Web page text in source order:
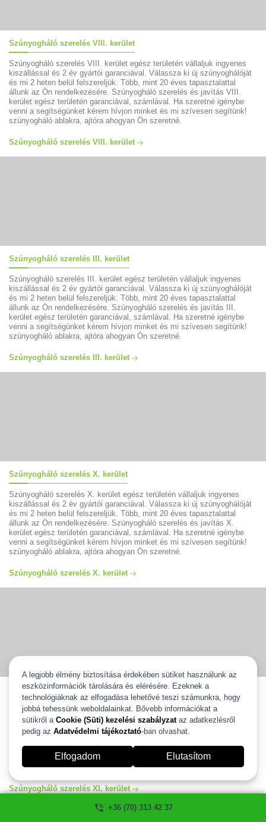
+36 (70) 313 42 37
Szúnyogháló szerelés VIII. kerület
Szúnyogháló szerelés VIII. kerület egész területén vállaljuk ingyenes
kiszállással és 2 év gyártói garanciával. Válassza ki új szúnyoghálóját
és mi 2 heten belül felszereljük. Több, mint 20 éves tapasztalattal
állunk az Ön rendelkezésére. Szúnyogháló szerelés és javítás VIII.
kerület egész területén garanciával, számlával. Ha szeretné igénybe
venni a segítségünket kérem hívjon minket és mi szívesen segítünk!
szúnyogháló ablakra, ajtóra ahogyan Ön szeretné.
Szúnyogháló szerelés VIII. kerület
Szúnyogháló szerelés III. kerület
Szúnyogháló szerelés III. kerület egész területén vállaljuk ingyenes
kiszállással és 2 év gyártói garanciával. Válassza ki új szúnyoghálóját
és mi 2 heten belül felszereljük. Több, mint 20 éves tapasztalattal
állunk az Ön rendelkezésére. Szúnyogháló szerelés és javítás III.
kerület egész területén garanciával, számlával. Ha szeretné igénybe
venni a segítségünket kérem hívjon minket és mi szívesen segítünk!
szúnyogháló ablakra, ajtóra ahogyan Ön szeretné.
Szúnyogháló szerelés III. kerület
Szúnyogháló szerelés X. kerület
Szúnyogháló szerelés X. kerület egész területén vállaljuk ingyenes
kiszállással és 2 év gyártói garanciával. Válassza ki új szúnyoghálóját
és mi 2 heten belül felszereljük. Több, mint 20 éves tapasztalattal
állunk az Ön rendelkezésére. Szúnyogháló szerelés és javítás X.
kerület egész területén garanciával, számlával. Ha szeretné igénybe
venni a segítségünket kérem hívjon minket és mi szívesen segítünk!
szúnyogháló ablakra, ajtóra ahogyan Ön szeretné.
Szúnyogháló szerelés X. kerület
Szúnyogháló szerelés XI. kerület
Szúnyogháló szerelés XI. kerület egész területén vállaljuk ingyenes
kiszállással és 2 év gyártói garanciával. Válassza ki új szúnyoghálóját
és mi 2 heten belül felszereljük. Több, mint 20 éves tapasztalattal
állunk az Ön rendelkezésére. Szúnyogháló szerelés és javítás XI.
kerület egész területén garanciával, számlával. Ha szeretné igénybe
venni a segítségünket kérem hívjon minket és mi szívesen segítünk!
szúnyogháló ablakra, ajtóra ahogyan Ön szeretné.
Szúnyogháló szerelés XI. kerület
A legjobb élmény biztosítása érdekében sütiket használunk az
eszközinformációk tárolására és elérésére. Ezeknek a
technológiáknak az elfogadása lehetővé teszi számunkra, hogy
jobbá tehessünk weboldalainkat. Bővebb információkat a
sütikről a Cookie (Süti) kezelési szabályzataz adatkezlésről
pedig az Adatvédelmi tájékoztató-ban olvashat.
Elfogadom Elutasítom